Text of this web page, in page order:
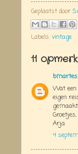
Geplaatst door
Labels: vintage
11
bmartes
Wat
eigen
Groetjes,
Arja
4